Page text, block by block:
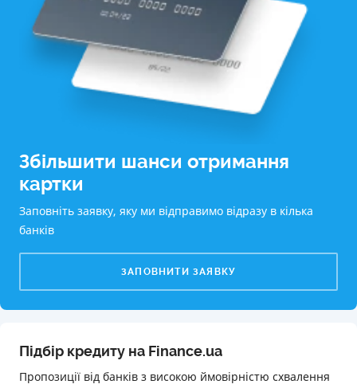
Збільшити шанси отримання
картки
Заповніть заявку, яку ми відправимо відразу в кілька
банків
ЗАПОВНИТИ ЗАЯВКУ
Підбір кредиту на Finance.ua
Пропозиції від банків з високою ймовірністю схвалення️